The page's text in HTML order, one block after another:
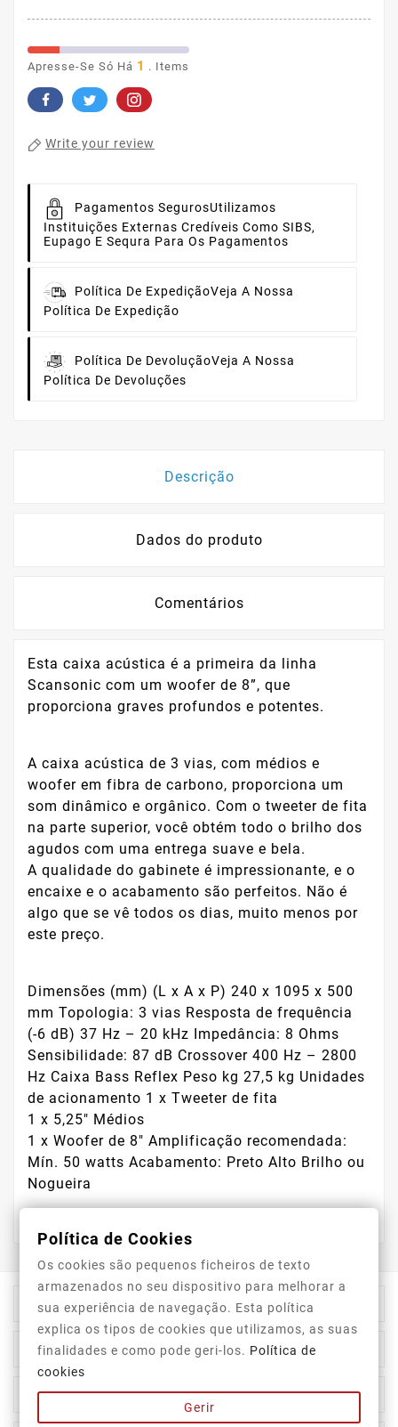
Apresse-Se Só Há 1 . Items
Write your review
Pagamentos SegurosUtilizamos
Instituições Externas Credíveis Como SIBS,
Eupago E Sequra Para Os Pagamentos
Política De ExpediçãoVeja A Nossa
Política De Expedição
Política De DevoluçãoVeja A Nossa
Política De Devoluções
Descrição
Dados do produto
Comentários
Esta caixa acústica é a primeira da linha
Scansonic com um woofer de 8”, que
proporciona graves profundos e potentes.
A caixa acústica de 3 vias, com médios e
woofer em fibra de carbono, proporciona um
som dinâmico e orgânico. Com o tweeter de fita
na parte superior, você obtém todo o brilho dos
agudos com uma entrega suave e bela.
A qualidade do gabinete é impressionante, e o
encaixe e o acabamento são perfeitos. Não é
algo que se vê todos os dias, muito menos por
este preço.
Dimensões (mm) (L x A x P) 240 x 1095 x 500
mm Topologia: 3 vias Resposta de frequência
(-6 dB) 37 Hz – 20 kHz Impedância: 8 Ohms
Sensibilidade: 87 dB Crossover 400 Hz – 2800
Hz Caixa Bass Reflex Peso kg 27,5 kg Unidades
de acionamento 1 x Tweeter de fita
1 x 5,25" Médios
1 x Woofer de 8" Amplificação recomendada:
Mín. 50 watts Acabamento: Preto Alto Brilho ou
Nogueira
Informação Da Loja
Top Categorias
A Nossa Empresa 
Política de Cookies
Os cookies são pequenos ficheiros de texto
armazenados no seu dispositivo para melhorar a
sua experiência de navegação. Esta política
explica os tipos de cookies que utilizamos, as suas
finalidades e como pode geri-los. Política de
cookies
Gerir